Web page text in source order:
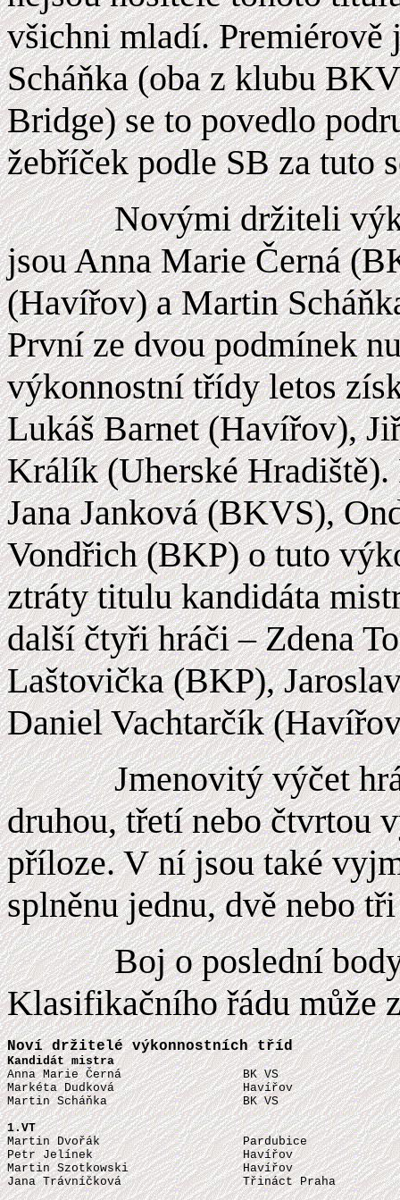
všichni mladí. Premiérově
Scháňka (oba z klubu
Bridge) se to povedlo
žebříček podle SB za tuto
Novými držiteli
jsou Anna Marie Černá
(Havířov) a Martin
První ze dvou podmínek
výkonnostní třídy letos
Lukáš Barnet (Havířov),
Králík (Uherské
Jana Janková (BKVS),
Vondřich (BKP) o tuto
ztráty titulu kandidáta
další čtyři hráči – Zdena
Laštovička (BKP),
Daniel Vachtarčík
Jmenovitý výčet
druhou, třetí nebo čtvrtou
příloze. V ní jsou také
splněnu jednu, dvě nebo
Boj o poslední
Klasifikačního řádu může
Kandidát mistra
Anna Marie Černá                 BK VS
Markéta Dudková                  Havířov
Martin Scháňka                   BK VS
1.VT
Martin Dvořák                    Pardubice
Petr Jelínek                     Havířov
Martin Szotkowski                Havířov
Jana Trávníčková                 Třináct Praha